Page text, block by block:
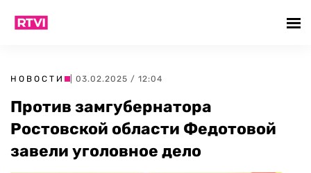
НОВОСТИ | 03.02.2025 / 12:04
Против замгубернатора
Ростовской области Федотовой
завели уголовное дело